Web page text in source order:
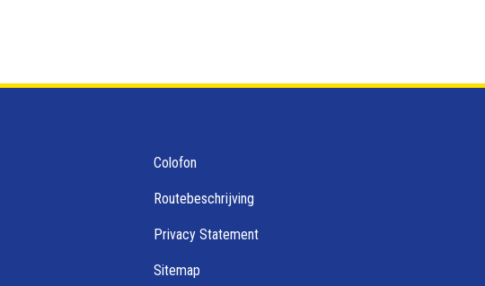
Colofon
Routebeschrijving
Privacy Statement
Sitemap